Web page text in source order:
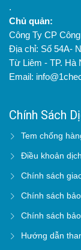
.
Chủ quản:
Công Ty CP
Địa chỉ: Số 54A-
Từ Liêm - TP. Hà
Email:
Chính Sách
Tem chống
Điều khoản
Chính sách
Chính sách
Chính sách
Hướng dẫn